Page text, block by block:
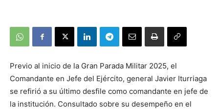
Previo al inicio de la Gran Parada Militar 2025, el
Comandante en Jefe del Ejército, general Javier Iturriaga
se refirió a su último desfile como comandante en jefe de
la institución. Consultado sobre su desempeño en el